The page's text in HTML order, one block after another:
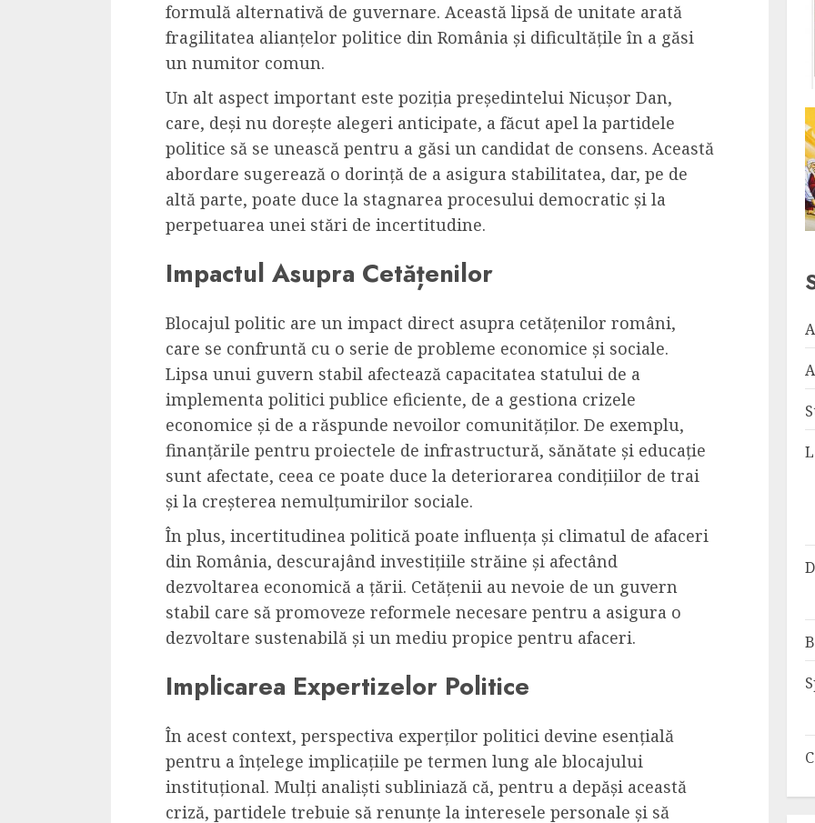
formulă alternativă de guvernare. Această lipsă de unitate arată
fragilitatea alianțelor politice din România și dificultățile în a găsi
un numitor comun.
Un alt aspect important este poziția președintelui Nicușor Dan,
care, deși nu dorește alegeri anticipate, a făcut apel la partidele
politice să se unească pentru a găsi un candidat de consens. Această
abordare sugerează o dorință de a asigura stabilitatea, dar, pe de
altă parte, poate duce la stagnarea procesului democratic și la
perpetuarea unei stări de incertitudine.
Impactul Asupra Cetățenilor
Blocajul politic are un impact direct asupra cetățenilor români,
care se confruntă cu o serie de probleme economice și sociale.
Lipsa unui guvern stabil afectează capacitatea statului de a
implementa politici publice eficiente, de a gestiona crizele
economice și de a răspunde nevoilor comunităților. De exemplu,
finanțările pentru proiectele de infrastructură, sănătate și educație
sunt afectate, ceea ce poate duce la deteriorarea condițiilor de trai
și la creșterea nemulțumirilor sociale.
În plus, incertitudinea politică poate influența și climatul de afaceri
din România, descurajând investițiile străine și afectând
dezvoltarea economică a țării. Cetățenii au nevoie de un guvern
stabil care să promoveze reformele necesare pentru a asigura o
dezvoltare sustenabilă și un mediu propice pentru afaceri.
Implicarea Expertizelor Politice
În acest context, perspectiva experților politici devine esențială
pentru a înțelege implicațiile pe termen lung ale blocajului
instituțional. Mulți analiști subliniază că, pentru a depăși această
criză, partidele trebuie să renunțe la interesele personale și să